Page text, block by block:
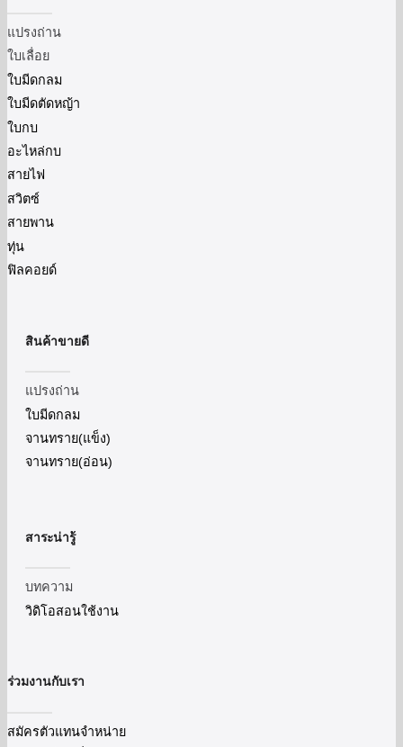
แปรงถ่าน
ใบเลื่อย
ใบมีดกลม
ใบมีดตัดหญ้า
ใบกบ
อะไหล่กบ
สายไฟ
สวิตซ์
สายพาน
ทุ่น
ฟิลคอยด์
สินค้าขายดี
แปรงถ่าน
ใบมีดกลม
จานทราย(แข็ง)
จานทราย(อ่อน)
สาระน่ารู้
บทความ
วิดิโอสอนใช้งาน
ร่วมงานกับเรา
สมัครตัวแทนจำหน่าย